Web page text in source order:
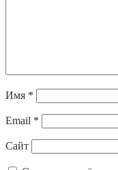
Имя *
Email *
Сайт